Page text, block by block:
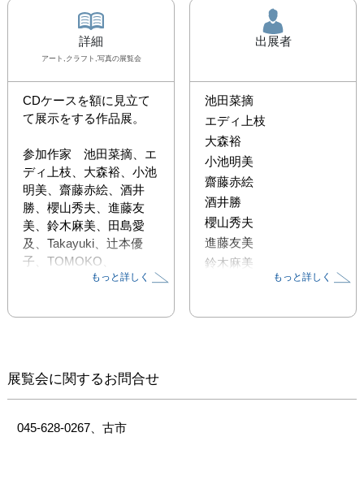
詳細
アート,クラフト,写真の展覧会
CDケースを額に見立て
て展示をする作品展。
参加作家　池田菜摘、エ
ディ上枝、大森裕、小池
明美、齋藤赤絵、酒井
勝、櫻山秀夫、進藤友
美、鈴木麻美、田島愛
及、Takayuki、辻本優
子、TOMOKO、
norizou、本間基福
もっと詳しく
出展者
池田菜摘
エディ上枝
大森裕
小池明美
齋藤赤絵
酒井勝
櫻山秀夫
進藤友美
鈴木麻美
もっと詳しく
展覧会に関するお問合せ
045-628-0267、古市